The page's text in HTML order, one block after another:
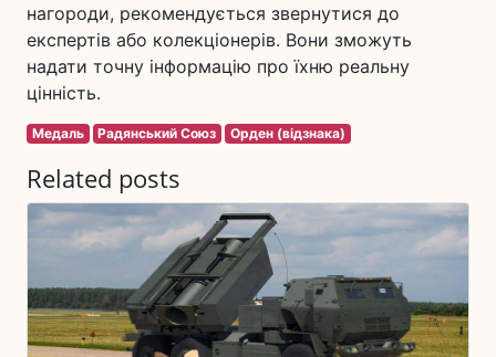
нагороди, рекомендується звернутися до
експертів або колекціонерів. Вони зможуть
надати точну інформацію про їхню реальну
цінність.
Медаль Радянський Союз Орден (відзнака)
Related posts